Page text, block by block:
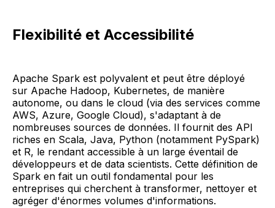
Flexibilité et Accessibilité
Apache Spark est polyvalent et peut être déployé
sur Apache Hadoop, Kubernetes, de manière
autonome, ou dans le cloud (via des services comme
AWS, Azure, Google Cloud), s'adaptant à de
nombreuses sources de données. Il fournit des API
riches en Scala, Java, Python (notamment PySpark)
et R, le rendant accessible à un large éventail de
développeurs et de data scientists. Cette définition de
Spark en fait un outil fondamental pour les
entreprises qui cherchent à transformer, nettoyer et
agréger d'énormes volumes d'informations.